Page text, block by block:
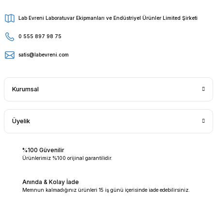
Lab Evreni Laboratuvar Ekipmanları ve Endüstriyel Ürünler Limited Şirketi
0 555 897 98 75
satis@labevreni.com
Kurumsal
Üyelik
%100 Güvenilir
Ürünlerimiz %100 orijinal garantilidir.
Anında & Kolay İade
Memnun kalmadığınız ürünleri 15 iş günü içerisinde iade edebilirsiniz.